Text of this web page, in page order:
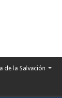
de la Salvación